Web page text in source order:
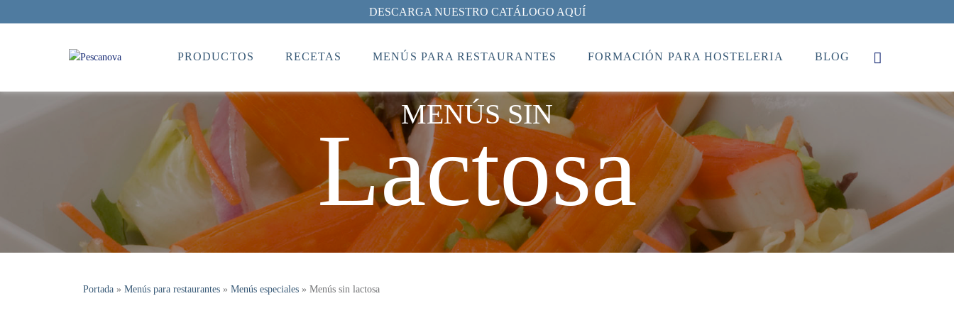
DESCARGA NUESTRO CATÁLOGO AQUÍ
PRODUCTOS RECETAS MENÚS PARA RESTAURANTES FORMACIÓN PARA HOSTELERIA BLOG
MENÚS SIN
Lactosa
Portada » Menús para restaurantes » Menús especiales » Menús sin lactosa